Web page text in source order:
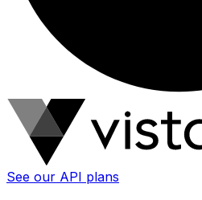
See our API plans